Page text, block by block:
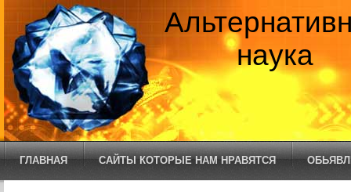
наука
ГЛАВНАЯ САЙТЫ КОТОРЫЕ НАМ НРАВЯТСЯ